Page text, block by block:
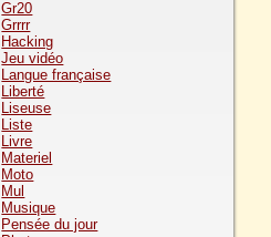
Gr20
Grrrr
Hacking
Jeu vidéo
Langue française
Liberté
Liseuse
Liste
Livre
Materiel
Moto
Mul
Musique
Pensée du jour